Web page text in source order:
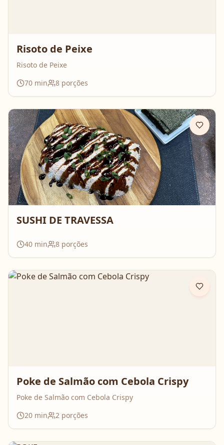
Risoto de Peixe
Risoto de Peixe
70 min 8 porções
SUSHI DE TRAVESSA
40 min 8 porções
Poke de Salmão com Cebola Crispy
Poke de Salmão com Cebola Crispy
20 min 2 porções